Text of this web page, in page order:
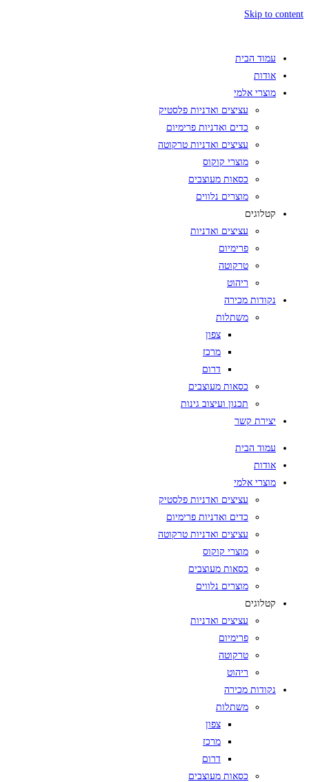
Skip to content
עמוד הבית
אודות
מוצרי אלמי
עציצים ואדניות פלסטיק
כדים ואדניות פרימיום
עציצים ואדניות טרקוטה
מוצרי קוקוס
כסאות מעוצבים
מוצרים נלווים
קטלוגים
עציצים ואדניות
פרימיום
טרקוטה
ריהוט
נקודות מכירה
משתלות
צפון
מרכז
דרום
כסאות מעוצבים
תכנון ועיצוב גינות
יצירת קשר
עמוד הבית
אודות
מוצרי אלמי
עציצים ואדניות פלסטיק
כדים ואדניות פרימיום
עציצים ואדניות טרקוטה
מוצרי קוקוס
כסאות מעוצבים
מוצרים נלווים
קטלוגים
עציצים ואדניות
פרימיום
טרקוטה
ריהוט
נקודות מכירה
משתלות
צפון
מרכז
דרום
כסאות מעוצבים